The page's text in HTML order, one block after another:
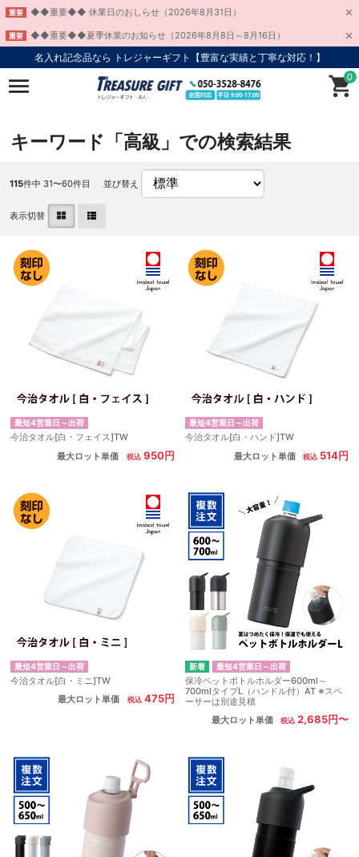
重要 ◆◆重要◆◆ 休業日のおしらせ（2026年8月31日）
重要
◆◆重要◆◆夏季休業のお知らせ（2026年8月8日～8月16日）
名入れ記念品なら トレジャーギフト【豊富な実績と丁寧な対応！】
0
キーワード「高級」での検索結果
115件中 31〜60件目 並び替え
表示切替
最短4営業日～出荷
今治タオル[白・フェイス]TW
最大ロット単価
950円
最短4営業日～出荷
今治タオル[白・ハンド]TW
最大ロット単価
514円
最短4営業日～出荷
今治タオル[白・ミニ]TW
最大ロット単価
475円
最短4営業日～出荷
保冷ペットボトルホルダー600ml～
700mlタイプL（ハンドル付）AT ※スペ
ーサーは別途見積
最大ロット単価
2,685円〜